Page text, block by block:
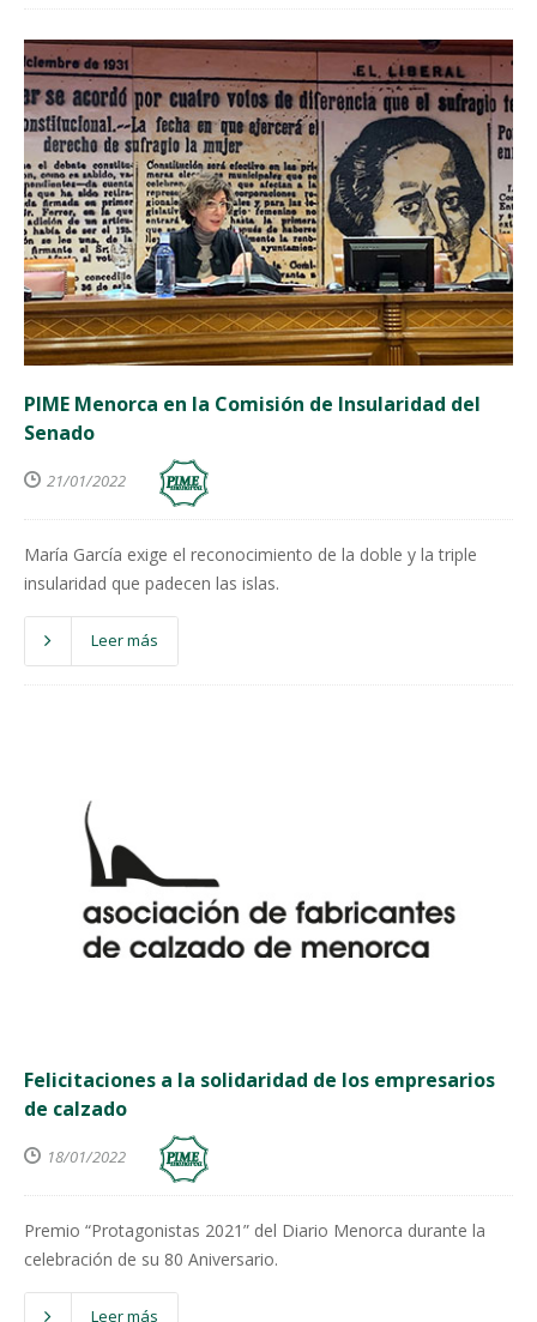
PIME Menorca en la Comisión de Insularidad del
Senado
21/01/2022
María García exige el reconocimiento de la doble y la triple
insularidad que padecen las islas.
Leer más
Felicitaciones a la solidaridad de los empresarios
de calzado
18/01/2022
Premio “Protagonistas 2021” del Diario Menorca durante la
celebración de su 80 Aniversario.
Leer más